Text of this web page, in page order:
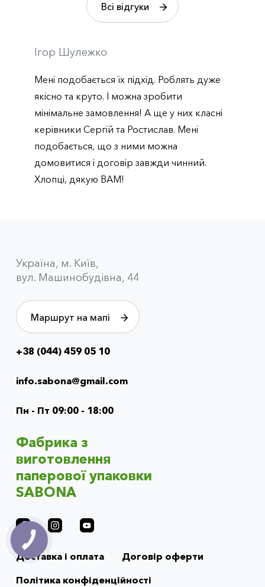
Всі відгуки
Ігор Шулежко
Мені подобається їх підхід. Роблять дуже
якісно та круто. І можна зробити
мінімальне замовлення! А ще у них класні
керівники Сергій та Ростислав. Мені
подобається, що з ними можна
домовитися і договір завжди чинний.
Хлопці, дякую ВАМ!
Українa, м. Київ,
вул. Машинобудівна, 44
Маршрут на мапі
+38 (044) 459 05 10
info.sabona@gmail.com
Пн - Пт 09:00 - 18:00
Фабрика з
виготовлення
паперової упаковки
SABONA
menu
Доставка і оплата
Договір оферти
Політика конфіденційності